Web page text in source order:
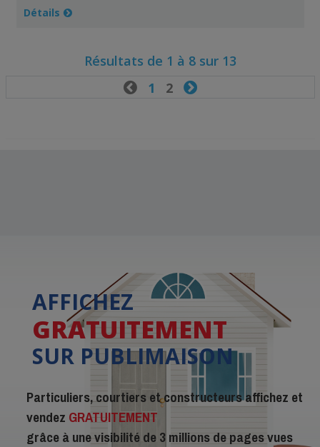
Détails
Résultats de 1 à 8 sur 13
1 2 
AFFICHEZ
GRATUITEMENT
SUR PUBLIMAISON
Particuliers, courtiers et constructeurs affichez et
vendez GRATUITEMENT
grâce à une visibilité de 3 millions de pages vues